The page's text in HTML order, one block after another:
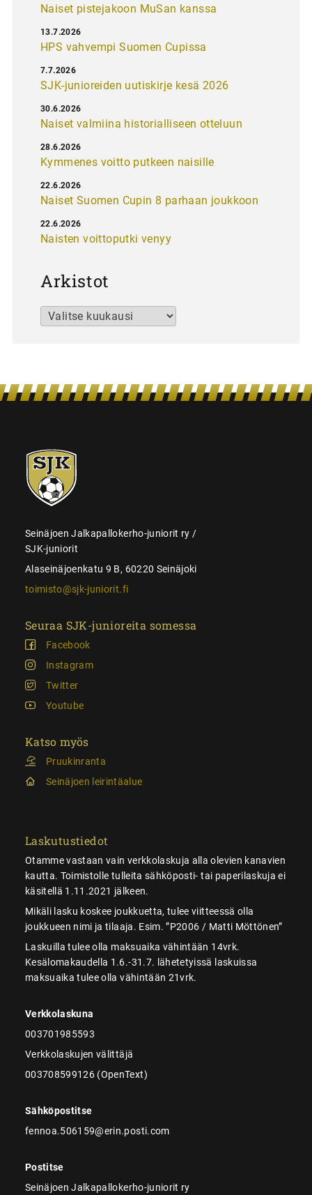
Naiset pistejakoon MuSan kanssa
HPS vahvempi Suomen Cupissa
13.7.2026
SJK-junioreiden uutiskirje kesä 2026
7.7.2026
Naiset valmiina historialliseen otteluun
30.6.2026
Kymmenes voitto putkeen naisille
28.6.2026
Naiset Suomen Cupin 8 parhaan joukkoon
22.6.2026
Naisten voittoputki venyy
22.6.2026
Arkistot
Arkistot
SJK-
juniorit
Seinäjoen Jalkapallokerho-juniorit ry /
SJK-juniorit
Alaseinäjoenkatu 9 B, 60220 Seinäjoki
toimisto@sjk-juniorit.fi
Seuraa SJK-junioreita somessa
Facebook
Instagram
Twitter
Youtube
Katso myös
Pruukinranta
Seinäjoen leirintäalue
Laskutustiedot
Otamme vastaan vain verkkolaskuja alla olevien kanavien
kautta. Toimistolle tulleita sähköposti- tai paperilaskuja ei
käsitellä 1.11.2021 jälkeen.
Mikäli lasku koskee joukkuetta, tulee viitteessä olla
joukkueen nimi ja tilaaja. Esim. ”P2006 / Matti Möttönen”
Laskuilla tulee olla maksuaika vähintään 14vrk.
Kesälomakaudella 1.6.-31.7. lähetetyissä laskuissa
maksuaika tulee olla vähintään 21vrk.
Verkkolaskuna
003701985593
Verkkolaskujen välittäjä
003708599126 (OpenText)
Sähköpostitse
fennoa.506159@erin.posti.com
Postitse
Seinäjoen Jalkapallokerho-juniorit ry